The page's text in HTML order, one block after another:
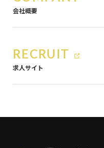
会社概要
RECRUIT
求人サイト